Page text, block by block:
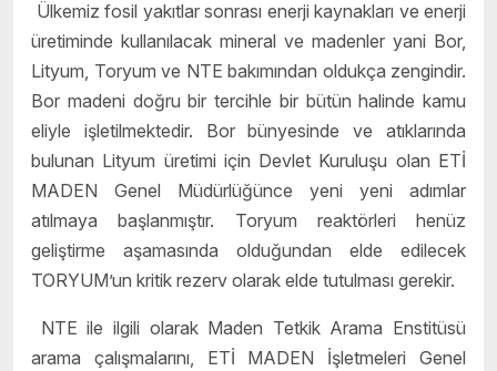
Ülkemiz fosil yakıtlar sonrası enerji kaynakları ve enerji
üretiminde kullanılacak mineral ve madenler yani Bor,
Lityum, Toryum ve NTE bakımından oldukça zengindir.
Bor madeni doğru bir tercihle bir bütün halinde kamu
eliyle işletilmektedir. Bor bünyesinde ve atıklarında
bulunan Lityum üretimi için Devlet Kuruluşu olan ETİ
MADEN Genel Müdürlüğünce yeni yeni adımlar
atılmaya başlanmıştır. Toryum reaktörleri henüz
geliştirme aşamasında olduğundan elde edilecek
TORYUM’un kritik rezerv olarak elde tutulması gerekir.
NTE ile ilgili olarak Maden Tetkik Arama Enstitüsü
arama çalışmalarını, ETİ MADEN İşletmeleri Genel